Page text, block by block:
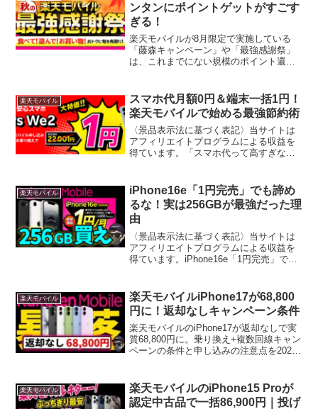
ンタンにポイントゲットがすごす
ぎる！
楽天モバイルが8月限定で実施している
「藤森キャンペーン」や「最強感謝祭」
は、これまでにない規模のポイント還元
は、8月中の契約が必須。乗り遅れるとク
ーポンやポイント還元を...
楽天モバイル
スマホ代月額0円＆端末一括1円！
楽天モバイルで始める最強節約術
〈景品表示法に基づく表記〉当サイトは
アフィリエイトプログラムによる収益を
得ています。「スマホ代って高すぎな
符を打ちたい方へ、朗報です。楽天モバ
イルのキャンペーンを...
楽天モバイル
iPhone16e「1円完売」でも諦め
るな！実は256GBが最強だった理
由
〈景品表示法に基づく表記〉当サイトは
アフィリエイトプログラムによる収益を
得ています。iPhone16e「1円完売」でも
案件」。しかし、在庫切れで購入でき...
楽天モバイル
楽天モバイルiPhone17が68,800
円に！返却なしキャンペーン条件
楽天モバイルのiPhone17が返却なしで実
質68,800円に。乗り換え+複数回線キャン
ペーンの条件と申し込みの注意点を2026
楽天モバイル
楽天モバイルのiPhone15 Proが
認定中古品で一括86,900円｜投げ